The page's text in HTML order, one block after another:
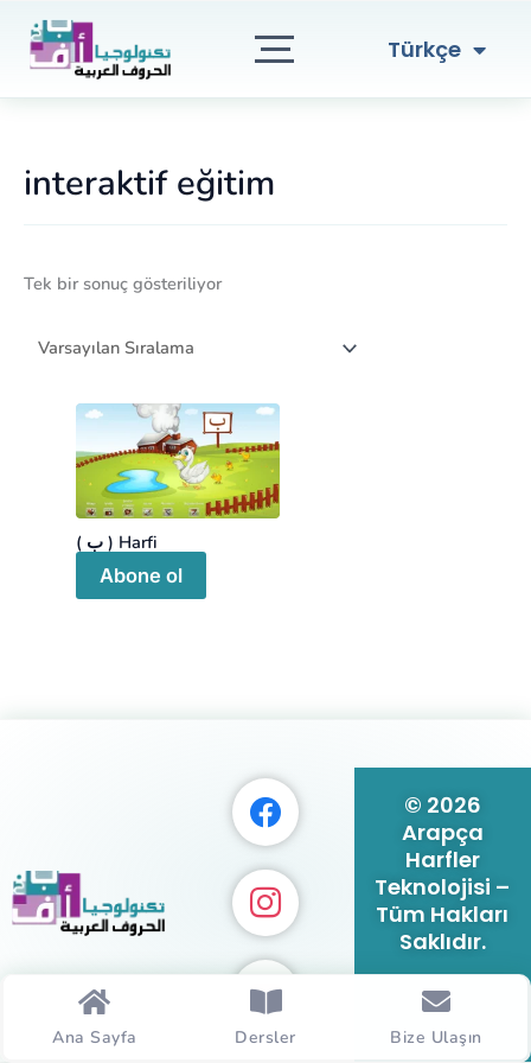
Türkçe
العربية
interaktif eğitim
Tek bir sonuç gösteriliyor
( ب ) Harfi
Abone ol
© 2026
Arapça
Harfler
Teknolojisi –
Tüm Hakları
Saklıdır.
Ana Sayfa Dersler Bize Ulaşın